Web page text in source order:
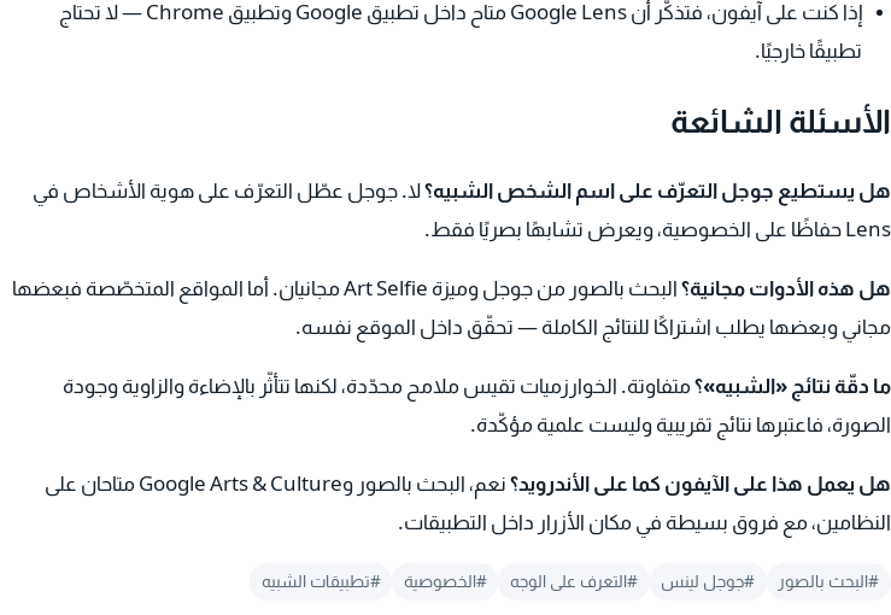
إذا كنت على آيفون، فتذكّر أن Google Lens متاح داخل تطبيق Google وتطبيق Chrome — لا تحتاج
تطبيقًا خارجيًا.
الأسئلة الشائعة
هل يستطيع جوجل التعرّف على اسم الشخص الشبيه؟لا. جوجل عطّل التعرّف على هوية الأشخاص في
Lens حفاظًا على الخصوصية، ويعرض تشابهًا بصريًا فقط.
هل هذه الأدوات مجانية؟
البحث بالصور من جوجل وميزة Art Selfie مجانيان. أما المواقع المتخصّصة فبعضها
مجاني وبعضها يطلب اشتراكًا للنتائج الكاملة — تحقّق داخل الموقع نفسه.
ما دقّة نتائج «الشبيه»؟ متفاوتة. الخوارزميات تقيس ملامح محدّدة، لكنها تتأثّر بالإضاءة والزاوية وجودة
الصورة، فاعتبرها نتائج تقريبية وليست علمية مؤكّدة.
هل يعمل هذا على الآيفون كما على الأندرويد؟
نعم، البحث بالصور وGoogle Arts & Culture متاحان على
النظامين، مع فروق بسيطة في مكان الأزرار داخل التطبيقات.
#البحث بالصور #جوجل لينس #التعرف على الوجه #الخصوصية #تطبيقات الشبيه